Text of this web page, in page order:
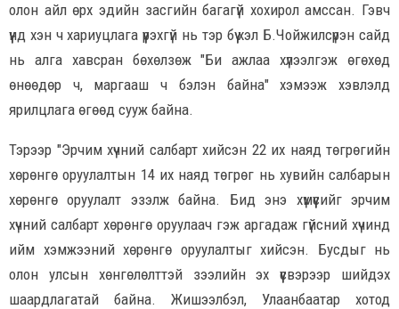
олон айл өрх эдийн засгийн багагүй хохирол амссан. Гэвч
үүнд хэн ч хариуцлага үүрэхгүй нь тэр бүү хэл Б.Чойжилсүрэн сайд
нь алга хавсран бөхөлзөж "Би ажлаа хүлээлгэж өгөхөд
өнөөдөр ч, маргааш ч бэлэн байна" хэмээж хэвлэлд
ярилцлага өгөөд сууж байна.
Тэрээр "Эрчим хүчний салбарт хийсэн 22 их наяд төгрөгийн
хөрөнгө оруулалтын 14 их наяд төгрөг нь хувийн салбарын
хөрөнгө оруулалт эзэлж байна. Бид энэ хүмүүсийг эрчим
хүчний салбарт хөрөнгө оруулаач гэж аргадаж гүйсний хүчинд
ийм хэмжээний хөрөнгө оруулалтыг хийсэн. Бусдыг нь
олон улсын хөнгөлөлттэй зээлийн эх үүсвэрээр шийдэх
шаардлагатай байна. Жишээлбэл, Улаанбаатар хотод